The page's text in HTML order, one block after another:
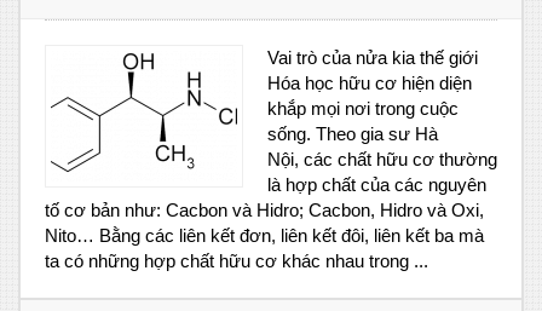
Vai trò của nửa kia thế giới
Hóa học hữu cơ hiện diện
khắp mọi nơi trong cuộc
sống. Theo gia sư Hà
Nội, các chất hữu cơ thường
là hợp chất của các nguyên
tố cơ bản như: Cacbon và Hidro; Cacbon, Hidro và Oxi,
Nito… Bằng các liên kết đơn, liên kết đôi, liên kết ba mà
ta có những hợp chất hữu cơ khác nhau trong ...